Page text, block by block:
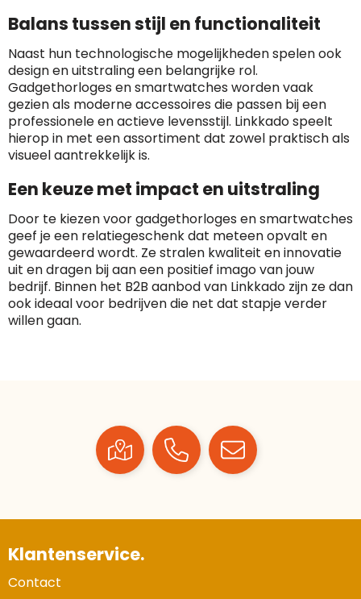
Balans tussen stijl en functionaliteit
Naast hun technologische mogelijkheden spelen ook
design en uitstraling een belangrijke rol.
Gadgethorloges en smartwatches worden vaak
gezien als moderne accessoires die passen bij een
professionele en actieve levensstijl. Linkkado speelt
hierop in met een assortiment dat zowel praktisch als
visueel aantrekkelijk is.
Een keuze met impact en uitstraling
Door te kiezen voor gadgethorloges en smartwatches
geef je een relatiegeschenk dat meteen opvalt en
gewaardeerd wordt. Ze stralen kwaliteit en innovatie
uit en dragen bij aan een positief imago van jouw
bedrijf. Binnen het B2B aanbod van Linkkado zijn ze dan
ook ideaal voor bedrijven die net dat stapje verder
willen gaan.
Klantenservice.
Contact